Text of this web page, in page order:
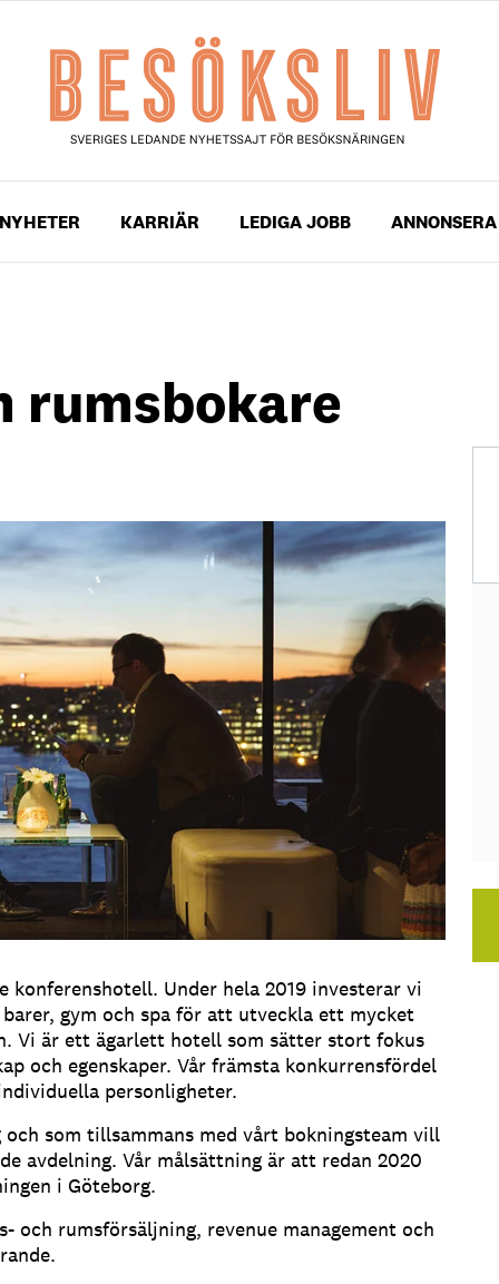
NYHETER KARRIÄR LEDIGA JOBB ANNONSERA
rumsbokare
Under hela 2019 investerar vi
gym och spa för att utveckla ett mycket
Vi är ett ägarlett hotell som sätter stort fokus
och egenskaper. Vår främsta konkurrensfördel
personligheter.
som tillsammans med vårt bokningsteam vill
avdelning. Vår målsättning är att redan 2020
i Göteborg.
och rumsförsäljning, revenue management och